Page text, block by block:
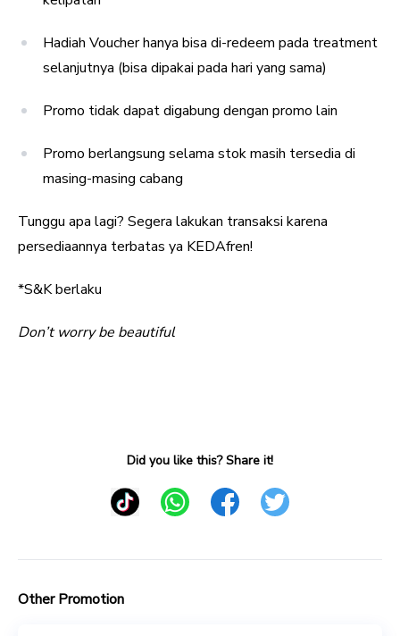
Hadiah Voucher hanya bisa di-redeem pada treatment
selanjutnya (bisa dipakai pada hari yang sama)
Promo tidak dapat digabung dengan promo lain
Promo berlangsung selama stok masih tersedia di
masing-masing cabang
Tunggu apa lagi? Segera lakukan transaksi karena
persediaannya terbatas ya KEDAfren!
*S&K berlaku
Don’t worry be beautiful
Did you like this? Share it!
Other Promotion